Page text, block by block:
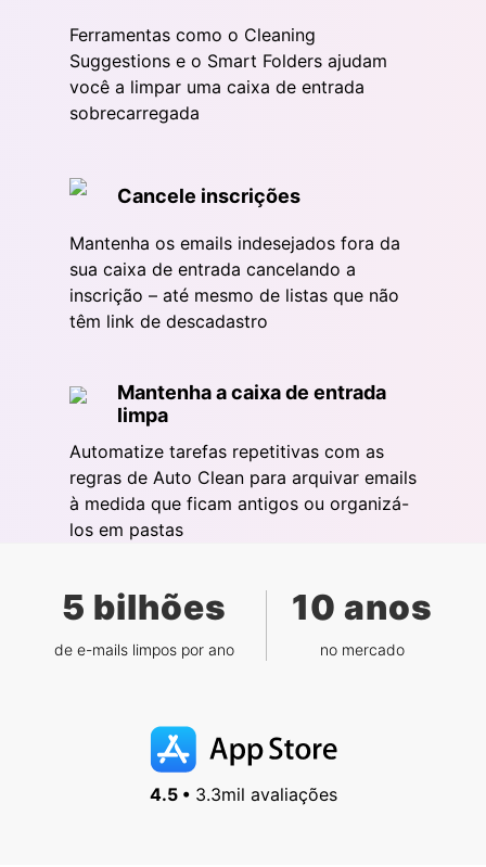
Ferramentas como o Cleaning
Suggestions e o Smart Folders ajudam
você a limpar uma caixa de entrada
sobrecarregada
Cancele inscrições
Mantenha os emails indesejados fora da
sua caixa de entrada cancelando a
inscrição – até mesmo de listas que não
têm link de descadastro
Mantenha a caixa de entrada
limpa
Automatize tarefas repetitivas com as
regras de Auto Clean para arquivar emails
à medida que ficam antigos ou organizá-
los em pastas
5 bilhões
de e-mails limpos por ano
10 anos
no mercado
4.5 •3.3mil avaliações